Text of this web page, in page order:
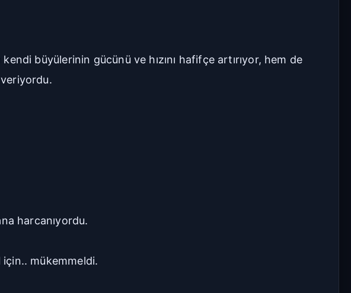
büyülerinin gücünü ve hızını hafifçe artırıyor, hem de
veriyordu.
harcanıyordu.
mükemmeldi.